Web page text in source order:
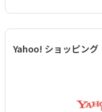
Yahoo! ショッピング